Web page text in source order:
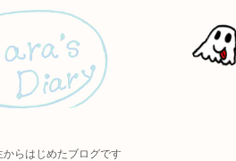
からはじめたブログです